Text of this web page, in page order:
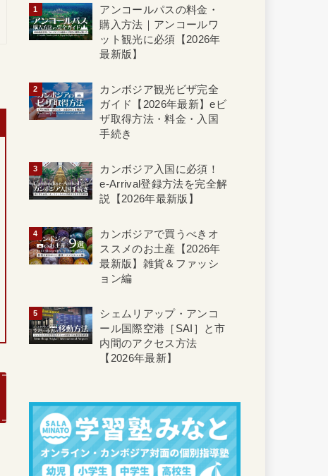
アンコールパスの料金・
購入方法｜アンコールワ
ット観光に必須【2026年
最新版】
カンボジア観光ビザ完全
ガイド【2026年最新】eビ
ザ取得方法・料金・入国
手続き
カンボジア入国に必須！
e-Arrival登録方法を完全解
説【2026年最新版】
カンボジアで買うべきオ
ススメのお土産【2026年
最新版】雑貨＆ファッシ
ョン編
シェムリアップ・アンコ
ール国際空港［SAI］と市
内間のアクセス方法
【2026年最新】